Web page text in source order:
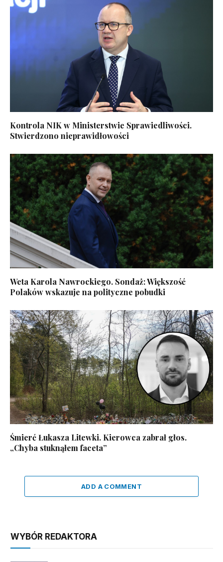
Kontrola NIK w Ministerstwie Sprawiedliwości.
Stwierdzono nieprawidłowości
Weta Karola Nawrockiego. Sondaż: Większość
Polaków wskazuje na polityczne pobudki
Śmierć Łukasza Litewki. Kierowca zabrał głos.
„Chyba stuknąłem faceta”
ADD A COMMENT
WYBÓR REDAKTORA